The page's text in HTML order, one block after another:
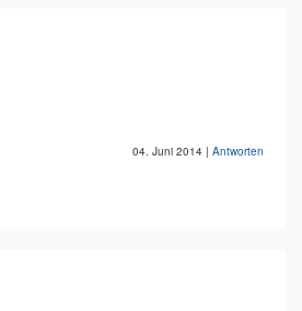
04. Juni 2014 | Antworten